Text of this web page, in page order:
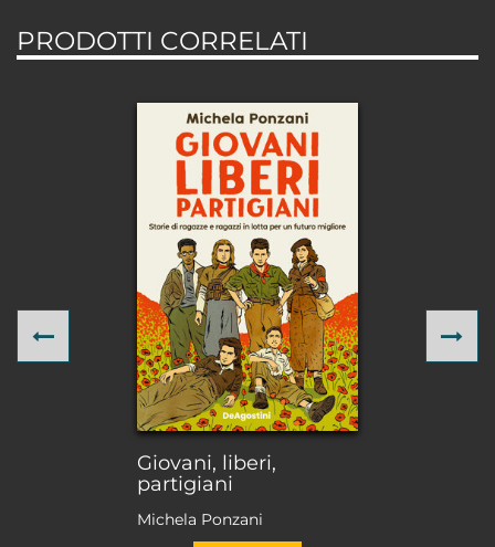
PRODOTTI CORRELATI
Giovani, liberi,
partigiani
Michela Ponzani
Previous